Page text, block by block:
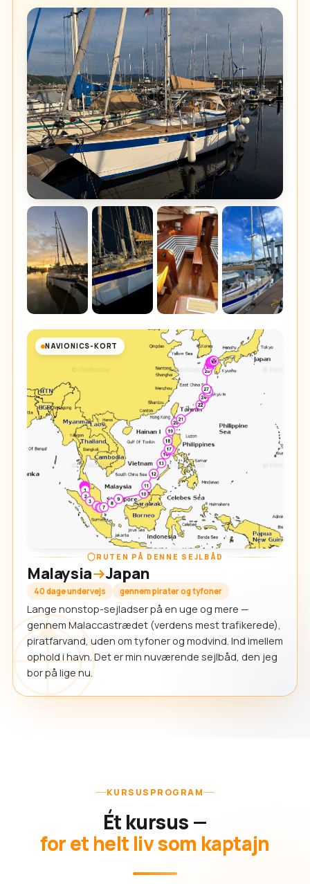
NAVIONICS-KORT
RUTEN PÅ DENNE SEJLBÅD
Malaysia Japan
40 dage undervejs gennem pirater og tyfoner
Lange nonstop-sejladser på en uge og mere —
gennem Malaccastrædet (verdens mest trafikerede),
piratfarvand, uden om tyfoner og modvind. Ind imellem
ophold i havn. Det er min nuværende sejlbåd, den jeg
bor på lige nu.
KURSUSPROGRAM
Ét kursus —
for et helt liv som kaptajn